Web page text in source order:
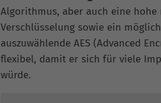
Algorithmus, aber auch eine
Verschlüsselung sowie ein
auszuwählende AES (Advanced
flexibel, damit er sich für viele
würde.